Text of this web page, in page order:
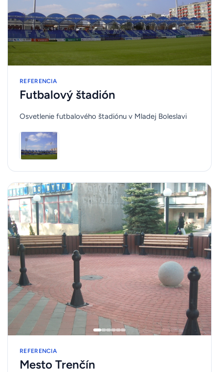
REFERENCIA
Futbalový štadión
Osvetlenie futbalového štadiónu v Mladej Boleslavi
REFERENCIA
Mesto Trenčín